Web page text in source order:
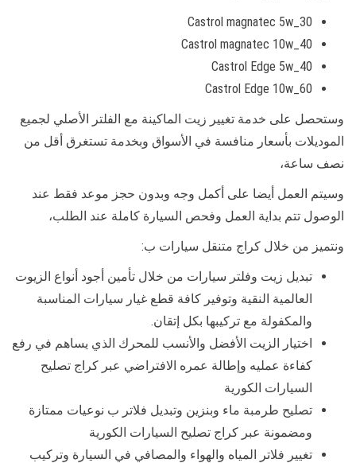
Castrol magnatec 5w_30
Castrol magnatec 10w_40
Castrol Edge 5w_40
Castrol Edge 10w_60
وستحصل على خدمة تغيير زيت الماكينة مع الفلتر الأصلي لجميع
الموديلات بأسعار منافسة في الأسواق وبخدمة تستغرق أقل من
نصف ساعة،
وسيتم العمل أيضا على أكمل وجه وبدون حجز موعد فقط عند
الوصول تتم بداية العمل وفحص السيارة كاملة عند الطلب،
ونتميز من خلال كراج متنقل سيارات ب:
تبديل زيت وفلتر سيارات من خلال تأمين أجود أنواع الزيوت
العالمية النقية وتوفير كافة قطع غيار سيارات المناسبة
والمكفولة مع تركيبها بكل إتقان.
اختيار الزيت الأفضل والأنسب للمحرك الذي يساهم في رفع
كفاءة عمليه وإطالة عمره الافتراضي عبر كراج تصليح
السيارات الكورية
تصليح طرمبة ماء وبنزين وتبديل فلاتر ب نوعيات ممتازة
ومضمونة عبر كراج تصليح السيارات الكورية
تغيير فلاتر المياه والهواء والمصافي في السيارة وتركيب